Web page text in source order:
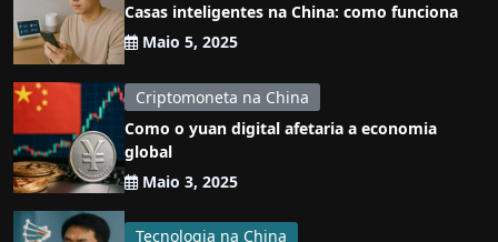
Casas inteligentes na China: como funciona
Maio 5, 2025
Criptomoneta na China
Como o yuan digital afetaria a economia
global
Maio 3, 2025
Tecnologia na China